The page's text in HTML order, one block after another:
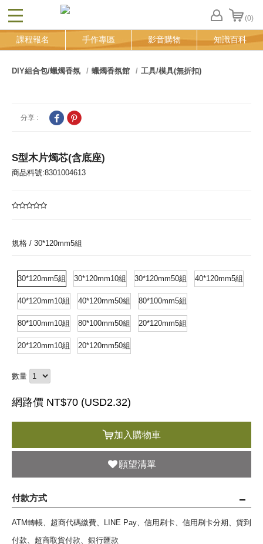
CLOSE (0)
FB
登
課程報名 手作專區 影音購物 知識百科
DIY組合包/蠟燭香氛 蠟燭香氛館 工具/模具(無折扣)
分享 :
S型木片燭芯(含底座)
商品料號:8301004613
規格 / 30*120mm5組
30*120mm5組 30*120mm10組 30*120mm50組 40*120mm5組
40*120mm10組 40*120mm50組 80*100mm5組
80*100mm10組 80*100mm50組 20*120mm5組
20*120mm10組 20*120mm50組
數量
網路價 NT$70 (USD2.32)
加入購物車
願望清單
付款方式
ATM轉帳、超商代碼繳費、LINE Pay、信用刷卡、信用刷卡分期、貨到
付款、超商取貨付款、銀行匯款